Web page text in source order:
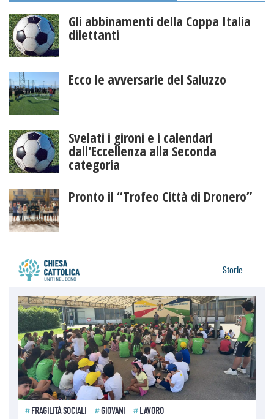
Gli abbinamenti della Coppa Italia
dilettanti
Ecco le avversarie del Saluzzo
Svelati i gironi e i calendari
dall'Eccellenza alla Seconda
categoria
Pronto il “Trofeo Città di Dronero”